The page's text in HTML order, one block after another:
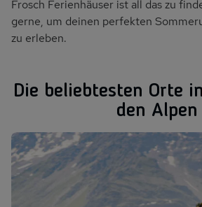
Frosch Ferienhäuser ist all das zu
gerne, um deinen perfekten
zu erleben.
Die beliebtesten Orte
den Alpen